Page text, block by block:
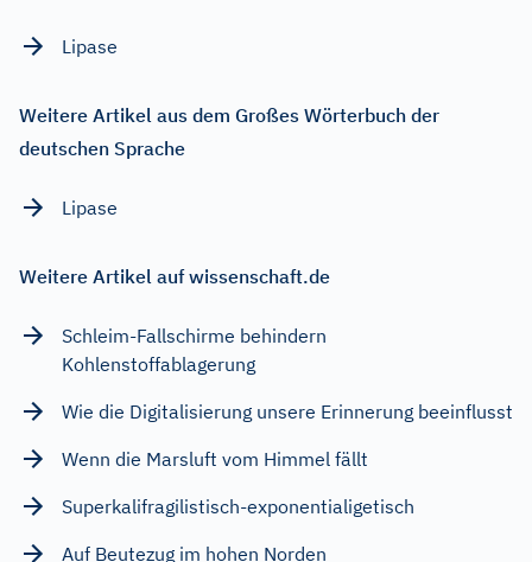
Lipase
Weitere Artikel aus dem Großes Wörterbuch der
deutschen Sprache
Lipase
Weitere Artikel auf wissenschaft.de
Schleim-Fallschirme behindern
Kohlenstoffablagerung
Wie die Digitalisierung unsere Erinnerung beeinflusst
Wenn die Marsluft vom Himmel fällt
Superkalifragilistisch-exponentialigetisch
Auf Beutezug im hohen Norden